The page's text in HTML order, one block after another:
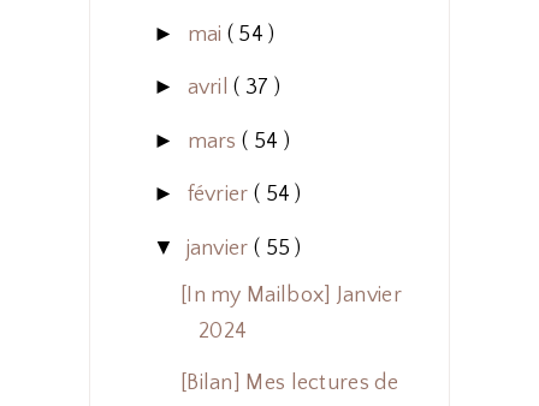
► mai ( 54 )
► avril( 37 )
► mars ( 54 )
► février ( 54 )
▼ janvier ( 55 )
[In my Mailbox] Janvier
2024
[Bilan] Mes lectures de